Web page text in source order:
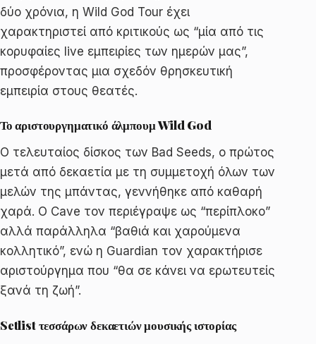
δύο χρόνια, η Wild God Tour έχει
χαρακτηριστεί από κριτικούς ως “μία από τις
κορυφαίες live εμπειρίες των ημερών μας”,
προσφέροντας μια σχεδόν θρησκευτική
εμπειρία στους θεατές.
Το αριστουργηματικό άλμπουμ Wild God
Ο τελευταίος δίσκος των Bad Seeds, ο πρώτος
μετά από δεκαετία με τη συμμετοχή όλων των
μελών της μπάντας, γεννήθηκε από καθαρή
χαρά. Ο Cave τον περιέγραψε ως “περίπλοκο”
αλλά παράλληλα “βαθιά και χαρούμενα
κολλητικό”, ενώ η Guardian τον χαρακτήρισε
αριστούργημα που “θα σε κάνει να ερωτευτείς
ξανά τη ζωή”.
Setlist τεσσάρων δεκαετιών μουσικής ιστορίας